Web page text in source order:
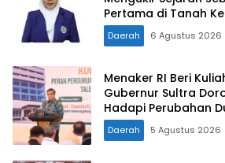
Pertama di Tanah
Daerah 6 Agustus 2026
Menaker RI Beri
Gubernur Sultra
Hadapi Perubahan
Daerah 5 Agustus 2026